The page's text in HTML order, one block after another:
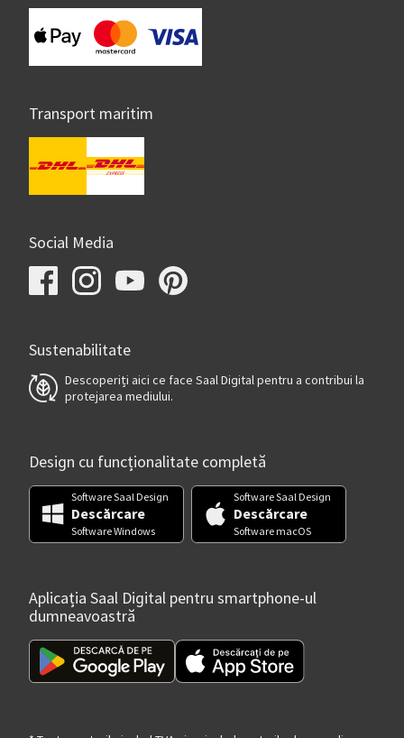
Transport maritim
Social Media
Sustenabilitate
Descoperiți aici ce face Saal Digital pentru a contribui la
protejarea mediului.
Design cu funcționalitate completă
Software Saal Design
Descărcare
Software Windows
Software Saal Design
Descărcare
Software macOS
Aplicația Saal Digital pentru smartphone-ul
dumneavoastră